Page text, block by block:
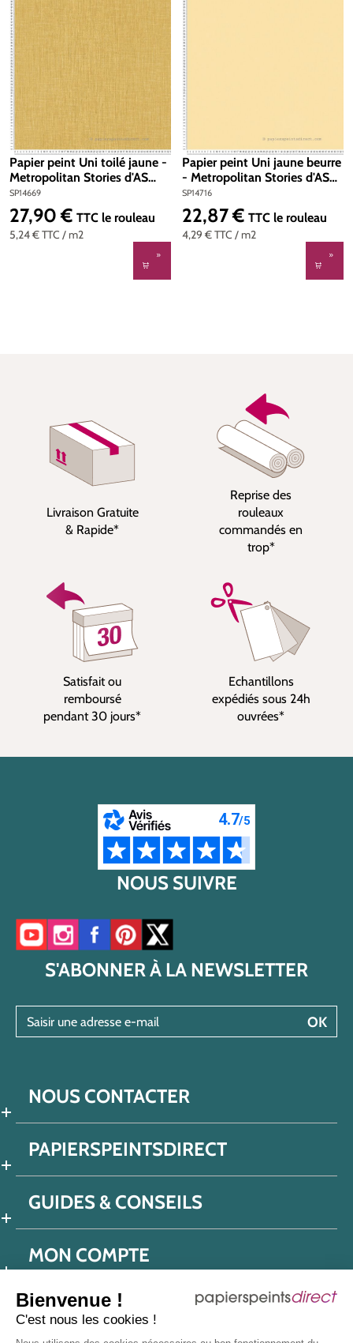
Bienvenue !
C'est nous les cookies !
Papier peint Uni toilé jaune -
Metropolitan Stories d'AS
Création | Réf. SP14669
SP14669
5,24 €TTC / m2
Prix régulier :
27,90 € TTC le rouleau
Papier peint Uni jaune beurre
- Metropolitan Stories d'AS
Création | Réf. SP14716
SP14716
4,29 €TTC / m2
Prix régulier :
22,87 € TTC le rouleau
Livraison Gratuite
& Rapide*
Reprise des
rouleaux
commandés en
trop*
Satisfait ou
remboursé
pendant 30 jours*
Echantillons
expédiés sous 24h
ouvrées*
NOUS SUIVRE
Accéder à notre chaîne YouTube
Accéder à notre compte Instagram
Accéder à notre page Facebook
Accéder à notre compte Pinterest
Accéder à notre compte Twitter/X
S'ABONNER À LA NEWSLETTER
OK
NOUS CONTACTER
PAPIERSPEINTSDIRECT
GUIDES & CONSEILS
MON COMPTE